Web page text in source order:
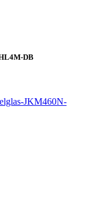
DB
JKM460N-